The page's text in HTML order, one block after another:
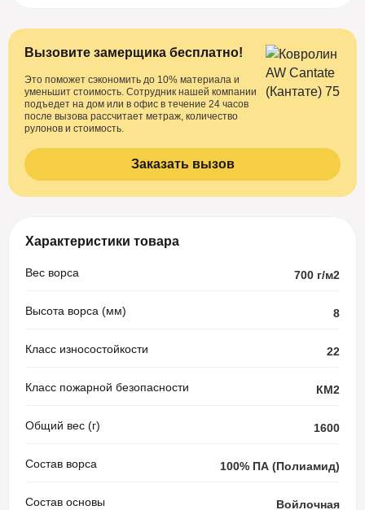
Вызовите замерщика бесплатно!
Это поможет сэкономить до 10% материала и
уменьшит стоимость. Сотрудник нашей компании
подъедет на дом или в офис в течение 24 часов
после вызова рассчитает метраж, количество
рулонов и стоимость.
Заказать вызов
Характеристики товара
Вес ворса 700 г/м2
Высота ворса (мм) 8
Класс износостойкости 22
Класс пожарной безопасности КМ2
Общий вес (г) 1600
Состав ворса 100% ПА (Полиамид)
Состав основы Войлочная